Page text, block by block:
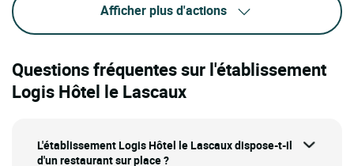
Afficher plus d'actions
Questions fréquentes sur l'établissement
Logis Hôtel le Lascaux
L'établissement Logis Hôtel le Lascaux dispose-t-il
d'un restaurant sur place ?